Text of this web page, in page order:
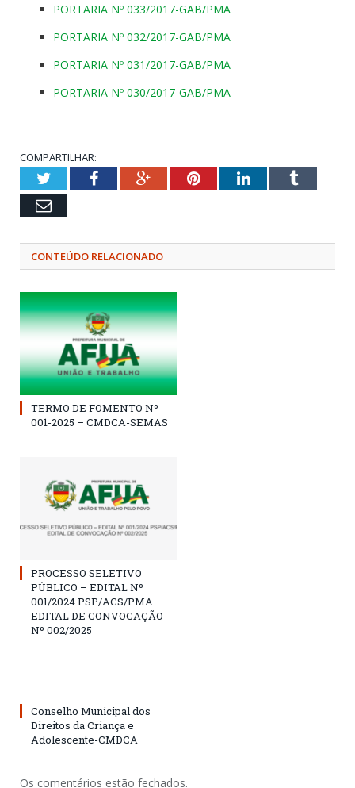
PORTARIA Nº 033/2017-GAB/PMA
PORTARIA Nº 032/2017-GAB/PMA
PORTARIA Nº 031/2017-GAB/PMA
PORTARIA Nº 030/2017-GAB/PMA
COMPARTILHAR:
TwitterFacebookGoogle+PinterestLinkedInTumblr
Email
CONTEÚDO RELACIONADO
TERMO DE FOMENTO Nº
001-2025 – CMDCA-SEMAS
PROCESSO SELETIVO
PÚBLICO – EDITAL Nº
001/2024 PSP/ACS/PMA
EDITAL DE CONVOCAÇÃO
Nº 002/2025
Conselho Municipal dos
Direitos da Criança e
Adolescente-CMDCA
Os comentários estão fechados.